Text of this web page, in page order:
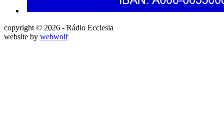
copyright © 2026 - Rádio Ecclesia
website by webwolf